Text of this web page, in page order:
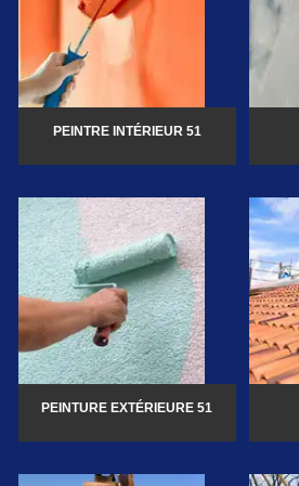
PEINTRE INTÉRIEUR 51
PEINTURE EXTÉRIEURE 51